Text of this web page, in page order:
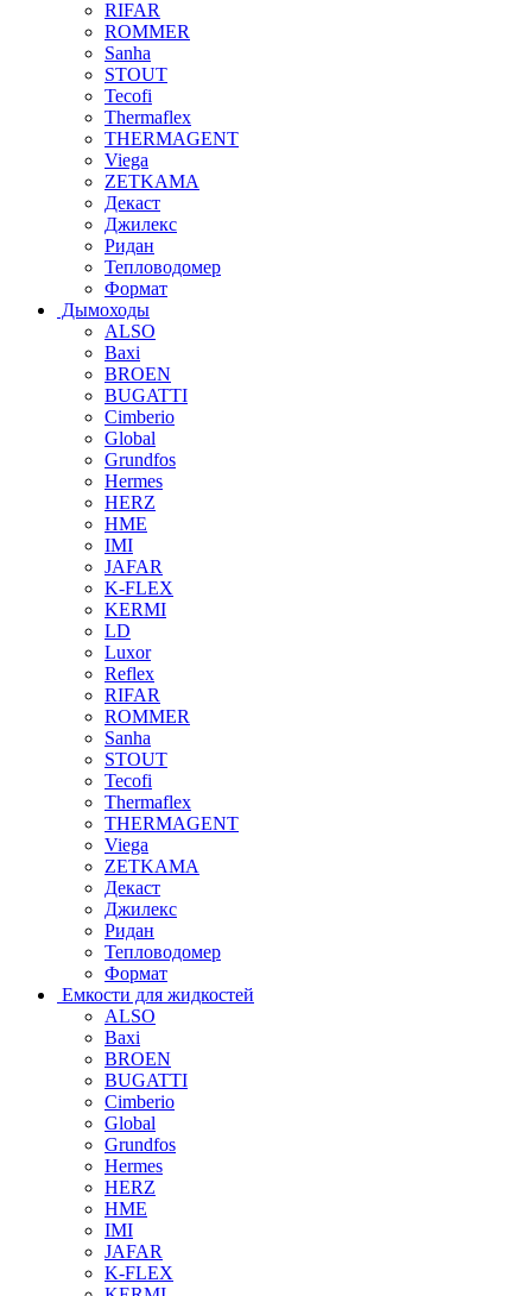
RIFAR
ROMMER
Sanha
STOUT
Tecofi
Thermaflex
THERMAGENT
Viega
ZETKAMA
Декаст
Джилекс
Ридан
Тепловодомер
Формат
Дымоходы
ALSO
Baxi
BROEN
BUGATTI
Cimberio
Global
Grundfos
Hermes
HERZ
HME
IMI
JAFAR
K-FLEX
KERMI
LD
Luxor
Reflex
RIFAR
ROMMER
Sanha
STOUT
Tecofi
Thermaflex
THERMAGENT
Viega
ZETKAMA
Декаст
Джилекс
Ридан
Тепловодомер
Формат
Емкости для жидкостей
ALSO
Baxi
BROEN
BUGATTI
Cimberio
Global
Grundfos
Hermes
HERZ
HME
IMI
JAFAR
K-FLEX